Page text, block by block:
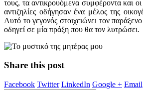
τους, τα αντικρουόμενα συμφέροντα και
αντιζηλίες οδήγησαν ένα μέλος της
Αυτό το γεγονός στοιχειώνει τον
οδηγεί σε μία πράξη που θα τον λυτρώσει.
Share this post
Facebook Twitter LinkedIn Google + Email